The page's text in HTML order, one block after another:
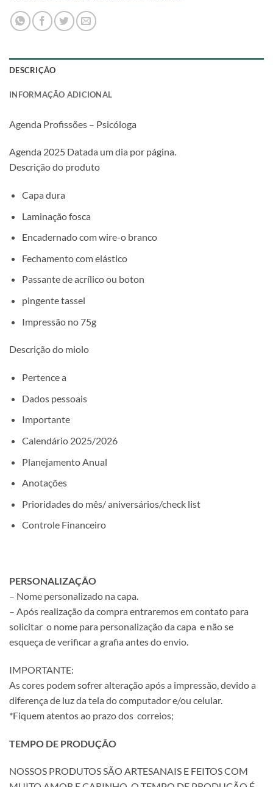
DESCRIÇÃO
INFORMAÇÃO ADICIONAL
Agenda Profissões – Psicóloga
Agenda 2025 Datada um dia por página.
Descrição do produto
Capa dura
Laminação fosca
Encadernado com wire-o branco
Fechamento com elástico
Passante de acrílico ou boton
pingente tassel
Impressão no 75g
Descrição do miolo
Pertence a
Dados pessoais
Importante
Calendário 2025/2026
Planejamento Anual
Anotações
Prioridades do mês/ aniversários/check list
Controle Financeiro
PERSONALIZAÇÃO
– Nome personalizado na capa.
– Após realização da compra entraremos em contato para
solicitar o nome para personalização da capa e não se
esqueça de verificar a grafia antes do envio.
IMPORTANTE:
As cores podem sofrer alteração após a impressão, devido a
diferença de luz da tela do computador e/ou celular.
*Fiquem atentos ao prazo dos correios;
TEMPO DE PRODUÇÃO
NOSSOS PRODUTOS SÃO ARTESANAIS E FEITOS COM